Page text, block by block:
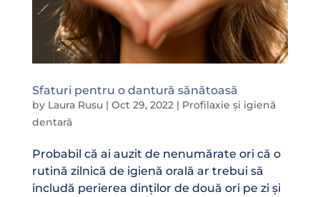
Sfaturi pentru o dantură sănătoasă
by Laura Rusu| Oct 29, 2022| Profilaxie și igienă
dentară
Probabil că ai auzit de nenumărate ori că o
rutină zilnică de igienă orală ar trebui să
includă perierea dinților de două ori pe zi și